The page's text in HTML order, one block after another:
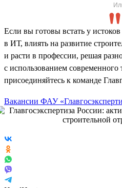
Если вы готовы встать у
в ИТ, влиять на развитие
и расти в профессии, решая
с использованием
присоединяйтесь к команде
Вакансии ФАУ